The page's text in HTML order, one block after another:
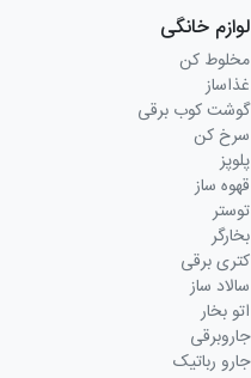
لوازم خانگی
مخلوط کن
غذاساز
گوشت کوب برقی
سرخ کن
پلوپز
قهوه ساز
توستر
بخارگر
کتری برقی
سالاد ساز
اتو بخار
جاروبرقی
جارو رباتیک